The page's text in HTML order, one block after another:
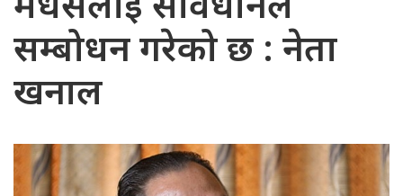
मधेसलाई संविधानले
सम्बोधन गरेको छ : नेता
खनाल